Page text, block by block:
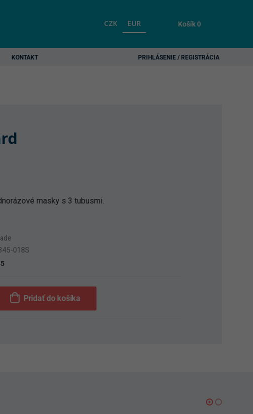
CZK EUR Košík0
KONTAKT PRIHLÁSENIE / REGISTRÁCIA
masky s 3 tubusmi.
018S
Pridať do košíka